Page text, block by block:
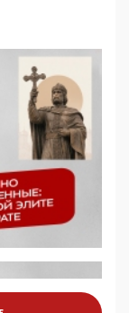
но
намерено
право
объекты от
электорат